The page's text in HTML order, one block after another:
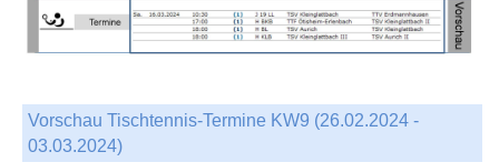
Vorschau Tischtennis-Termine KW9 (26.02.2024 -
03.03.2024)